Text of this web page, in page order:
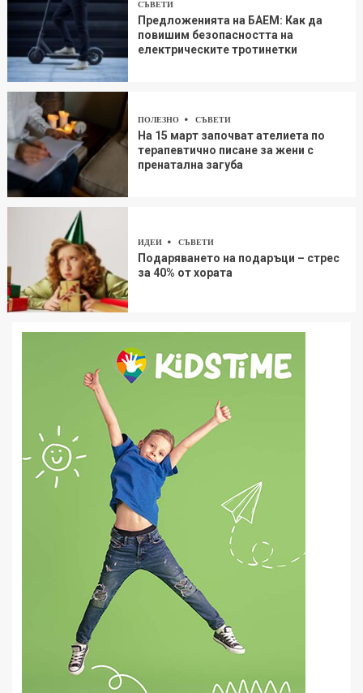
СЪВЕТИ
Предложенията на БАЕМ: Как да
повишим безопасността на
електрическите тротинетки
ПОЛЕЗНО СЪВЕТИ
На 15 март започват ателиета по
терапевтично писане за жени с
пренатална загуба
ИДЕИ СЪВЕТИ
Подаряването на подаръци – стрес
за 40% от хората